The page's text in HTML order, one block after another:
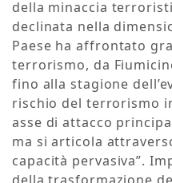
della minaccia
declinata nella
Paese ha affrontato
terrorismo, da
fino alla stagione
rischio del terrorismo
asse di attacco
ma si articola
capacità pervasiva”.